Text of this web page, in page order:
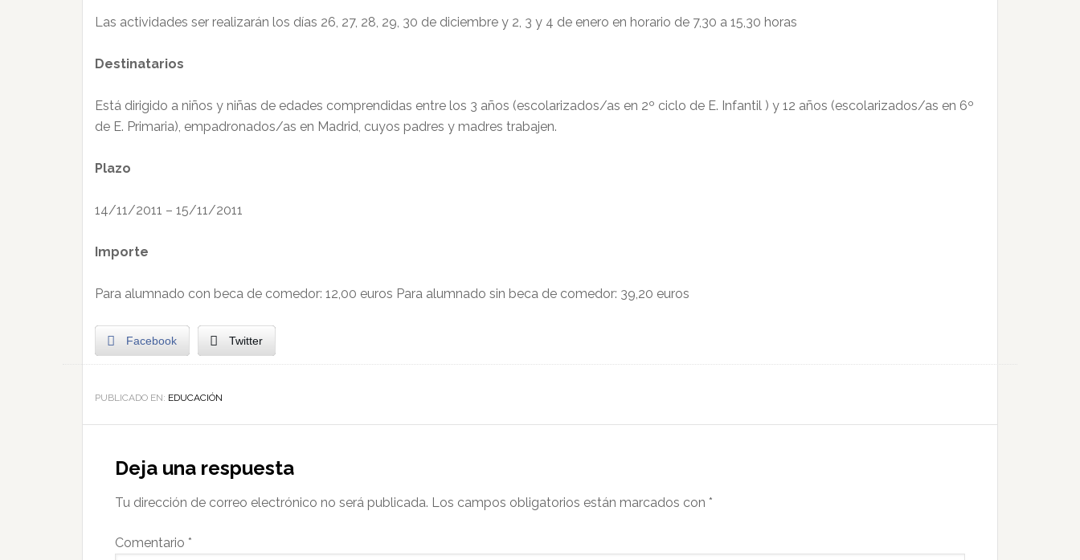
Las actividades ser realizarán los días 26, 27, 28, 29, 30 de diciembre y 2, 3 y 4 de enero en horario de 7,30 a 15,30 horas
Destinatarios
Está dirigido a niños y niñas de edades comprendidas entre los 3 años (escolarizados/as en 2º ciclo de E. Infantil ) y 12 años (escolarizados/as en 6º
de E. Primaria), empadronados/as en Madrid, cuyos padres y madres trabajen.
Plazo
14/11/2011 – 15/11/2011
Importe
Para alumnado con beca de comedor: 12,00 euros Para alumnado sin beca de comedor: 39,20 euros
Facebook Twitter
PUBLICADO EN: EDUCACIÓN
Deja una respuesta
Tu dirección de correo electrónico no será publicada. Los campos obligatorios están marcados con *
Comentario *